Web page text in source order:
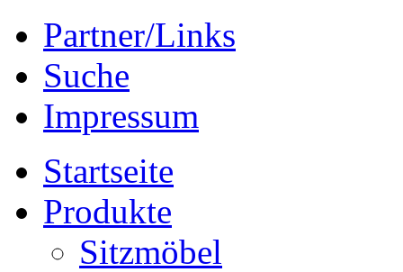
Partner/Links
Suche
Impressum
Startseite
Produkte
Sitzmöbel